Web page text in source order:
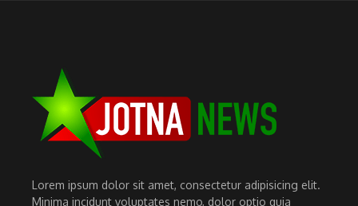
Lorem ipsum dolor sit amet, consectetur adipisicing elit.
Minima incidunt voluptates nemo, dolor optio quia